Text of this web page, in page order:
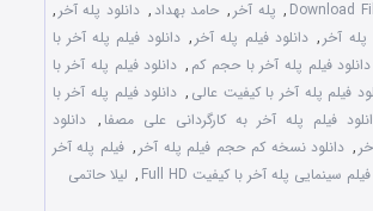
Download
, پله آخر , حامد بهداد , دانلود پله آخر ,
پله آخر , دانلود فیلم پله آخر , دانلود فیلم پله آخر با
دانلود فیلم پله آخر با حجم کم , دانلود فیلم پله آخر با
فیلم پله آخر با کیفیت عالی , دانلود فیلم پله آخر با
فیلم پله آخر به کارگردانی علی مصفا , دانلود
, دانلود نسخه کم حجم فیلم پله آخر , فیلم پله آخر
فیلم سینمایی پله آخر با کیفیت Full HD , لیلا حاتمی